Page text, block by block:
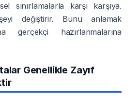
sınırlamalarla karşı karşıya.
değiştirir. Bunu anlamak
gerçekçi hazırlanmalarına
Genellikle Zayıf